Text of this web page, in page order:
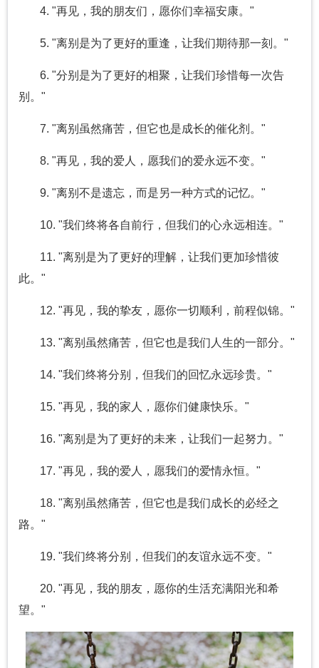
4. "再见，我的朋友们，愿你们幸福安康。"
5. "离别是为了更好的重逢，让我们期待那一刻。"
6. "分别是为了更好的相聚，让我们珍惜每一次告
别。"
7. "离别虽然痛苦，但它也是成长的催化剂。"
8. "再见，我的爱人，愿我们的爱永远不变。"
9. "离别不是遗忘，而是另一种方式的记忆。"
10. "我们终将各自前行，但我们的心永远相连。"
11. "离别是为了更好的理解，让我们更加珍惜彼
此。"
12. "再见，我的挚友，愿你一切顺利，前程似锦。"
13. "离别虽然痛苦，但它也是我们人生的一部分。"
14. "我们终将分别，但我们的回忆永远珍贵。"
15. "再见，我的家人，愿你们健康快乐。"
16. "离别是为了更好的未来，让我们一起努力。"
17. "再见，我的爱人，愿我们的爱情永恒。"
18. "离别虽然痛苦，但它也是我们成长的必经之
路。"
19. "我们终将分别，但我们的友谊永远不变。"
20. "再见，我的朋友，愿你的生活充满阳光和希
望。"